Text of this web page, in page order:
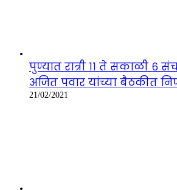
पुण्यात रात्री ११ ते सकाळी ६
अजित पवार यांच्या बैठकीत
21/02/2021